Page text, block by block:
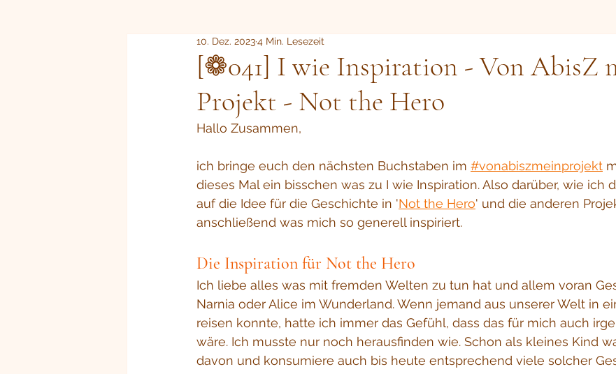
The shadow within Weitere Beiträge
[❁041] I wie Inspiration - Von AbisZ
Projekt - Not the Hero
10. Dez. 20234 Min. Lesezeit
Hallo Zusammen,
ich bringe euch den nächsten Buchstaben im #vonabiszmeinprojekt
dieses Mal ein bisschen was zu I wie Inspiration. Also darüber, wie ich
auf die Idee für die Geschichte in 'Not the Hero' und die anderen
anschließend was mich so generell inspiriert.
Die Inspiration für Not the Hero
Ich liebe alles was mit fremden Welten zu tun hat und allem voran
Narnia oder Alice im Wunderland. Wenn jemand aus unserer Welt in
reisen konnte, hatte ich immer das Gefühl, dass das für mich auch
wäre. Ich musste nur noch herausfinden wie. Schon als kleines Kind
davon und konsumiere auch bis heute entsprechend viele solcher